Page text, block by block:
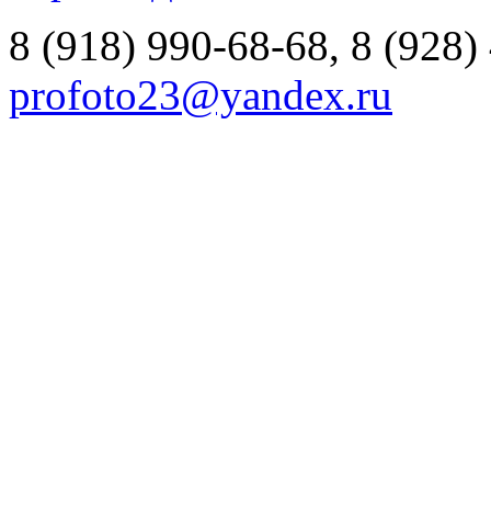
8 (918) 990-68-68, 8
profoto23@yandex.ru